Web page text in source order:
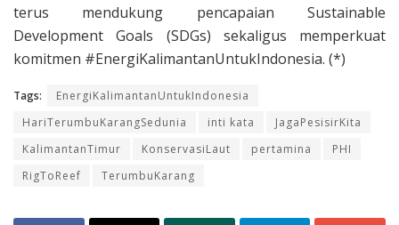
terus mendukung pencapaian Sustainable
Development Goals (SDGs) sekaligus memperkuat
komitmen #EnergiKalimantanUntukIndonesia. (*)
Tags:
EnergiKalimantanUntukIndonesia
HariTerumbuKarangSedunia
inti kata
JagaPesisirKita
KalimantanTimur
KonservasiLaut pertamina
PHI
RigToReef
TerumbuKarang